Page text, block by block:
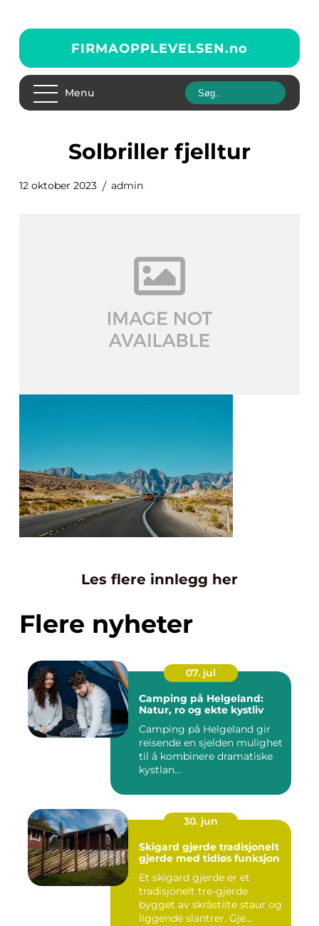
FIRMAOPPLEVELSEN.no
Menu
solbriller fjelltur
12 oktober 2023 admin
Les flere innlegg her
Flere nyheter
07. jul
Camping på Helgeland:
Natur, ro og ekte kystliv
Camping på Helgeland gir
reisende en sjelden mulighet
til å kombinere dramatiske
kystlan...
30. jun
Skigard gjerde tradisjonelt
gjerde med tidløs funksjon
Et skigard gjerde er et
tradisjonelt tre-gjerde
bygget av skråstilte staur og
liggende slantrer. Gje...